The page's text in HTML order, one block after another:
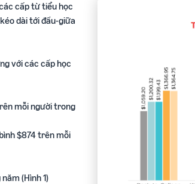
cấp từ tiểu học
dài tới đầu-giữa
với các cấp học
mỗi người trong
$874 trên mỗi
(Hình 1)